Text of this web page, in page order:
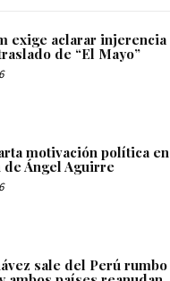
exige aclarar injerencia
de “El Mayo”
motivación política en
de Ángel Aguirre
sale del Perú rumbo